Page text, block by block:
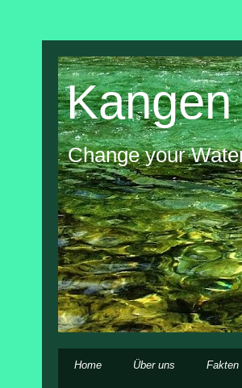
Change your
Home Über uns Fakten